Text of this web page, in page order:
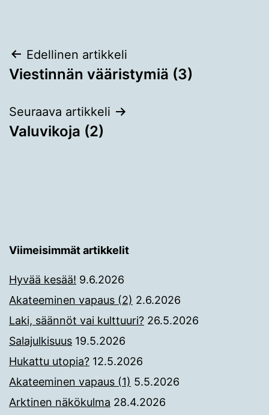
Artikkelien
selaus
Edellinen artikkeli
Viestinnän vääristymiä (3)
Seuraava artikkeli
Valuvikoja (2)
Viimeisimmät artikkelit
Hyvää kesää! 9.6.2026
Akateeminen vapaus (2) 2.6.2026
Laki, säännöt vai kulttuuri? 26.5.2026
Salajulkisuus 19.5.2026
Hukattu utopia? 12.5.2026
Akateeminen vapaus (1) 5.5.2026
Arktinen näkökulma 28.4.2026